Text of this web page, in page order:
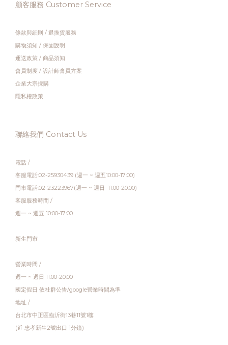
顧客服務 Customer Service
條款與細則 / 退換貨服務
購物須知 / 保固說明
運送政策 / 商品須知
會員制度 / 設計師會員方案
企業大宗採購
隱私權政策
聯絡我們 Contact Us
電話 /
客服電話:02-25930439 (週一 ~ 週五10:00-17:00)
門市電話:02-23223967(週一 ~ 週日 11:00-20:00)
客服服務時間 /
週一 ~ 週五 10:00-17:00
新生門市
營業時間 /
週一 ~ 週日 11:00-20:00
國定假日 依社群公告/google營業時間為準
地址 /
台北市中正區臨沂街13巷11號1樓
(近 忠孝新生2號出口 1分鐘)